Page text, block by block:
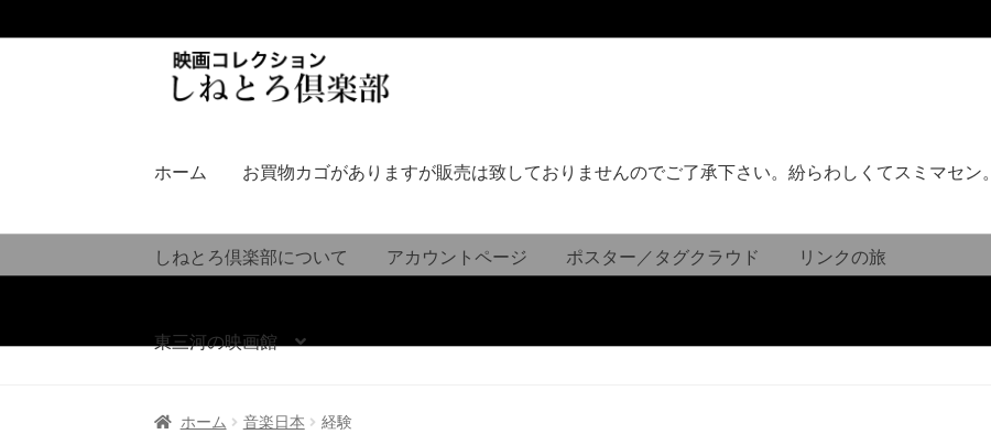
シ
へ
ス
ッ
ツ
キ
ッ
ホーム お買物カゴがありますが販売は致しておりませんのでご了承下さい。紛らわしくてスミマセン。
しねとろ倶楽部について アカウントページ ポスター／タグクラウド リンクの旅
東三河の映画館
ホーム 音楽日本 経験